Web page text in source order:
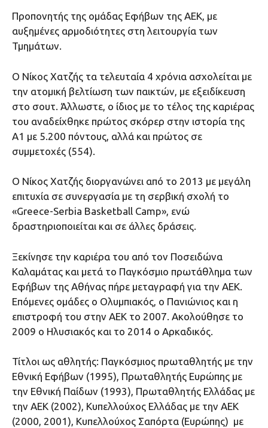
Προπονητής της ομάδας Εφήβων της ΑΕΚ, με
αυξημένες αρμοδιότητες στη λειτουργία των
Τμημάτων.
Ο Νίκος Χατζής τα τελευταία 4 χρόνια ασχολείται με
την ατομική βελτίωση των παικτών, με εξειδίκευση
στο σουτ. Άλλωστε, ο ίδιος με το τέλος της καριέρας
του αναδείχθηκε πρώτος σκόρερ στην ιστορία της
Α1 με 5.200 πόντους, αλλά και πρώτος σε
συμμετοχές (554).
Ο Νίκος Χατζής διοργανώνει από το 2013 με μεγάλη
επιτυχία σε συνεργασία με τη σερβική σχολή το
«Greece-Serbia Basketball Camp», ενώ
δραστηριοποιείται και σε άλλες δράσεις.
Ξεκίνησε την καριέρα του από τον Ποσειδώνα
Καλαμάτας και μετά το Παγκόσμιο πρωτάθλημα των
Εφήβων της Αθήνας πήρε μεταγραφή για την ΑΕΚ.
Επόμενες ομάδες ο Ολυμπιακός, ο Πανιώνιος και η
επιστροφή του στην ΑΕΚ το 2007. Ακολούθησε το
2009 ο Ηλυσιακός και το 2014 ο Αρκαδικός.
Τίτλοι ως αθλητής: Παγκόσμιος πρωταθλητής με την
Εθνική Εφήβων (1995), Πρωταθλητής Ευρώπης με
την Εθνική Παίδων (1993), Πρωταθλητής Ελλάδας με
την ΑΕΚ (2002), Κυπελλούχος Ελλάδας με την ΑΕΚ
(2000, 2001), Κυπελλούχος Σαπόρτα (Ευρώπης) με